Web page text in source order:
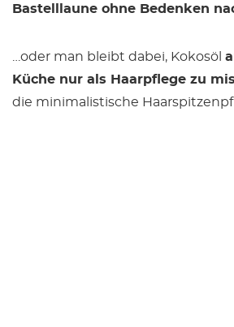
Bastelllaune ohne Bedenken
…oder man bleibt dabei, Kokosöl
Küche nur als Haarpflege zu
die minimalistische